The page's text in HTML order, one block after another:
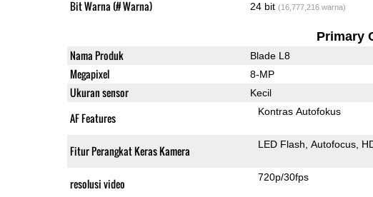
Bit Warna (# Warna) 24 bit (16,777,216 warna)
Primary
Nama Produk Blade L8
Megapixel 8-MP
Ukuran sensor Kecil
AF Features Kontras Autofokus
Fitur Perangkat Keras Kamera LED Flash Autofocus
resolusi video 720p/30fps